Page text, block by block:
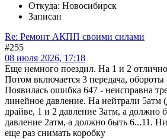
Откуда: Новосибирск
Записан
Re: Ремонт АКПП своими силами
#255
08 июля 2026, 17:18
Еще немного поездил. На 1 и 2
Потом включается 3 передача, обороты
Появилась ошибка 647 - неисправна
линейное давление. На нейтрали 5атм
драйве, 1 и 2 давление 3атм, а должно
давление 2атм, а должно быть 6...11.
еще раз снимать коробку